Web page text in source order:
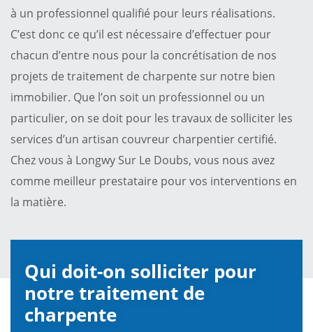
à un professionnel qualifié pour leurs réalisations.
C’est donc ce qu’il est nécessaire d’effectuer pour
chacun d’entre nous pour la concrétisation de nos
projets de traitement de charpente sur notre bien
immobilier. Que l’on soit un professionnel ou un
particulier, on se doit pour les travaux de solliciter les
services d’un artisan couvreur charpentier certifié.
Chez vous à Longwy Sur Le Doubs, vous nous avez
comme meilleur prestataire pour vos interventions en
la matière.
Qui doit-on solliciter pour
notre traitement de
charpente